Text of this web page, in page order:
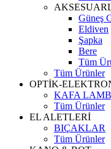
Güneş
Eldiven
Şapka
Bere
Tüm
Tüm Ürünler
OPTİK-
KAFA
Tüm Ürünler
EL ALETLERİ
BIÇAKLAR
Tüm Ürünler